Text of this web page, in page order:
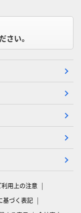
さい。
利用上の注意
基づく表記